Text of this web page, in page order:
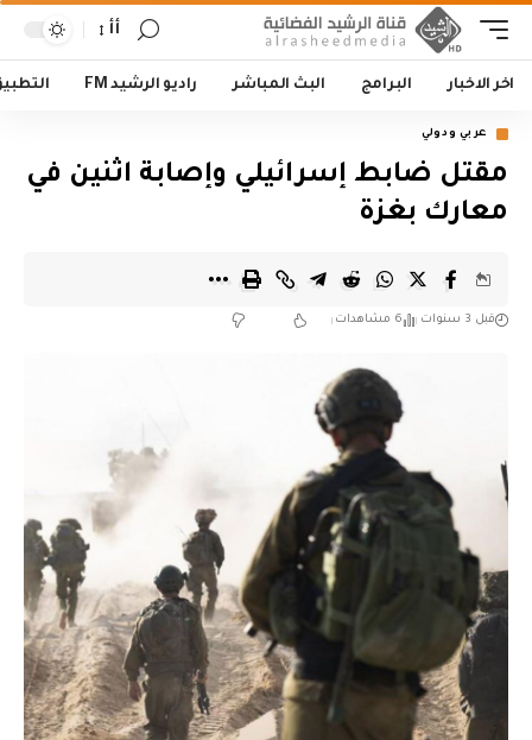
أأ
اخر الاخبار البرامج البث المباشر راديو الرشيد FM
عربي ودولي
مقتل ضابط إسرائيلي وإصابة اثنين في
معارك بغزة
قبل 3 سنوات 6 مشاهدات